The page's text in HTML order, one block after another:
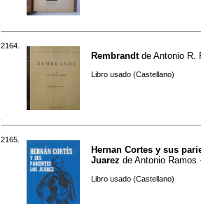
2164.
Rembrandtde Antonio R.
Libro usado (Castellano)
2165.
Hernan Cortes y sus
Juarez de Antonio Ramos
Libro usado (Castellano)